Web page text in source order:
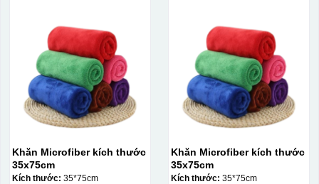
Khăn Microfiber kích thước
35x75cm
Kích thước: 35*75cm
Khăn Microfiber kích thước
35x75cm
Kích thước: 35*75cm